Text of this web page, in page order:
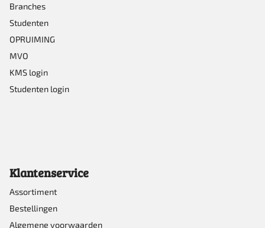
Branches
Studenten
OPRUIMING
MVO
KMS login
Studenten login
Klantenservice
Assortiment
Bestellingen
Algemene voorwaarden